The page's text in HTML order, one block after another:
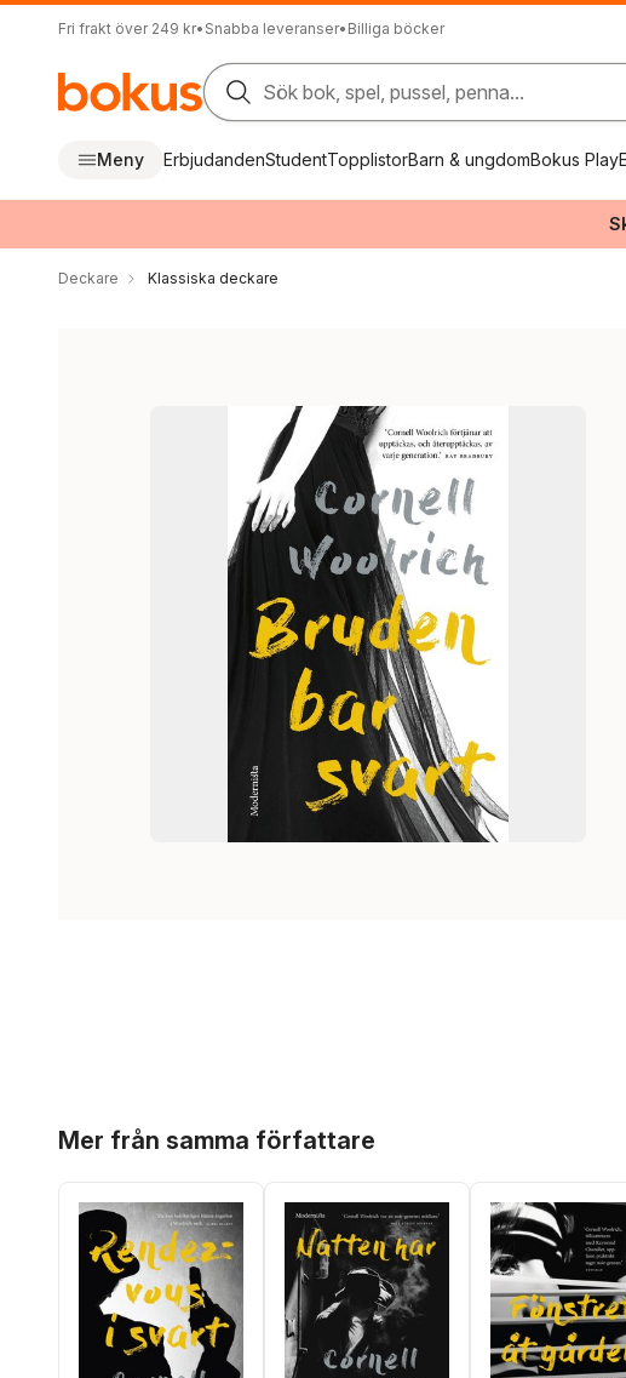
Fri frakt över 249 kr• Snabba leveranser• Billiga böcker
Sök bok, spel, pussel, penna...
Meny ErbjudandenStudentTopplistorBarn & ungdomBokus Play
Deckare Klassiska deckare
Mer från samma författare